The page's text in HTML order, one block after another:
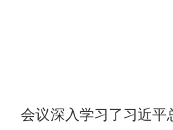
会议深入学习了习近平